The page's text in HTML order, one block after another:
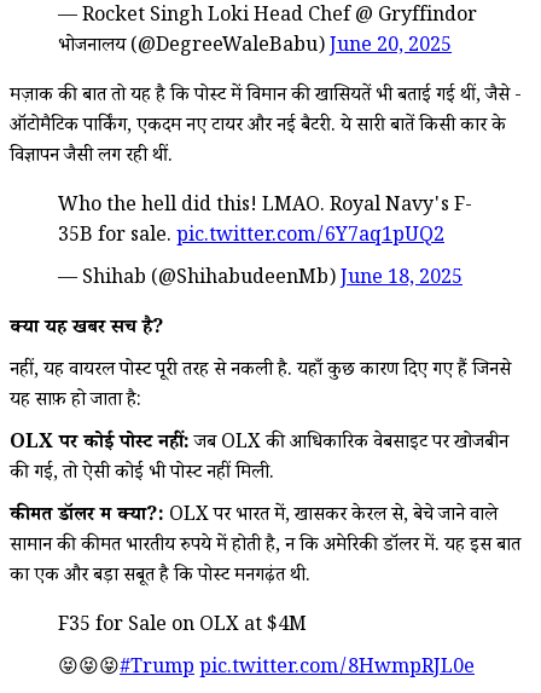
— Rocket Singh Loki Head Chef @ Gryffindor
भोजनालय (@DegreeWaleBabu)June 20, 2025
मज़ाक की बात तो यह है कि पोस्ट में विमान की खासियतें भी बताई गई थीं, जैसे -
ऑटोमैटिक पार्किंग, एकदम नए टायर और नई बैटरी. ये सारी बातें किसी कार के
विज्ञापन जैसी लग रही थीं.
Who the hell did this! LMAO. Royal Navy's F-
35B for sale. pic.twitter.com/6Y7aq1pUQ2
— Shihab (@ShihabudeenMb)June 18, 2025
क्या यह खबर सच है?
नहीं, यह वायरल पोस्ट पूरी तरह से नकली है. यहाँ कुछ कारण दिए गए हैं जिनसे
यह साफ़ हो जाता है:
OLX पर कोई पोस्ट नहीं:जब OLX की आधिकारिक वेबसाइट पर खोजबीन
की गई, तो ऐसी कोई भी पोस्ट नहीं मिली.
कीमत डॉलर में क्यों?: OLX पर भारत में, खासकर केरल से, बेचे जाने वाले
सामान की कीमत भारतीय रुपये में होती है, न कि अमेरिकी डॉलर में. यह इस बात
का एक और बड़ा सबूत है कि पोस्ट मनगढ़ंत थी.
F35 for Sale on OLX at $4M
😝😝😝#Trumppic.twitter.com/8HwmpRJL0e